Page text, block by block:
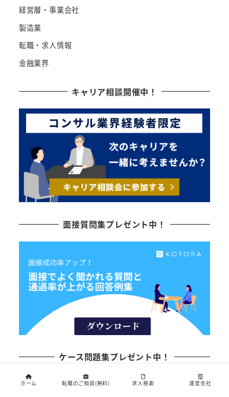
経営層・事業会社
製造業
転職・求人情報
金融業界
キャリア相談開催中！
面接質問集プレゼント中！
ケース問題集プレゼント中！
ホーム 転職のご相談(無料) 求人検索 運営会社